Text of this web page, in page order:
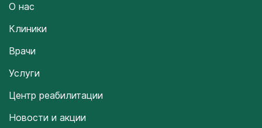
О нас
Клиники
Врачи
Услуги
Центр реабилитации
Новости и акции